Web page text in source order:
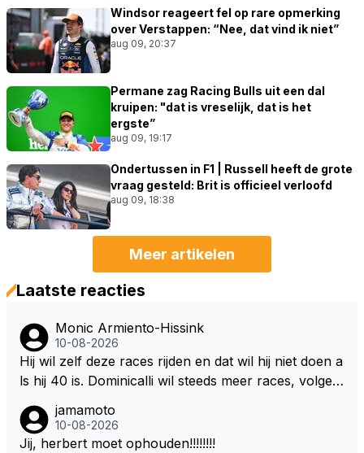
Windsor reageert fel op rare opmerking
over Verstappen: “Nee, dat vind ik niet”
aug 09, 20:37
Permane zag Racing Bulls uit een dal
kruipen: "dat is vreselijk, dat is het
ergste”
aug 09, 19:17
Ondertussen in F1 | Russell heeft de grote
vraag gesteld: Brit is officieel verloofd
aug 09, 18:38
Meer artikelen
Laatste reacties
Monic Armiento-Hissink
10-08-2026
Hij wil zelf deze races rijden en dat wil hij niet doen a
ls hij 40 is. Dominicalli wil steeds meer races, volgen
hte veranderingen komen pas in 2030. Hij noemt het
nu al mentaal zwaar te worden. Zoals ik zeg, zijn eig
jamamoto
10-08-2026
Jij, herbert moet ophouden!!!!!!!!